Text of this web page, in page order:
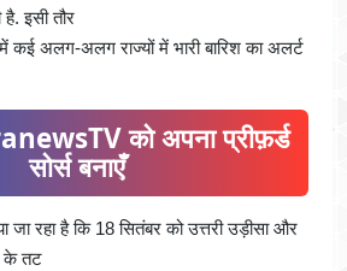
इसी तौर
में कई अलग-अलग राज्यों में भारी बारिश का अलर्ट
को अपना प्रीफ़र्ड
सोर्स बनाएँ
जा रहा है कि 18 सितंबर को उत्तरी उड़ीसा और
के तट